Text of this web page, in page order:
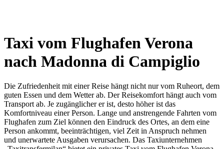
Taxi vom Flughafen Verona
nach Madonna di Campiglio
Die Zufriedenheit mit einer Reise hängt nicht nur vom Ruheort, dem
guten Essen und dem Wetter ab. Der Reisekomfort hängt auch vom
Transport ab. Je zugänglicher er ist, desto höher ist das
Komfortniveau einer Person. Lange und anstrengende Fahrten vom
Flughafen zum Ziel können den Eindruck des Ortes, an dem eine
Person ankommt, beeinträchtigen, viel Zeit in Anspruch nehmen
und unerwartete Ausgaben verursachen. Das Taxiunternehmen